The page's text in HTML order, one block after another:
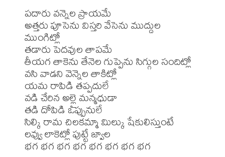
పదారు వన్నెల ప్రాయమే
అత్తరు పూసెను విస్తరి వేసెను ముద్దుల
ముంగిట్లో
తడారు పెదవుల తాపమే
తీయగ తాకెను తేనెల గుప్పెను సిగ్గుల సందిట్లో
వసి వాడని వెన్నెల తాకిట్లో
యమ రాపిడి తప్పదులే
వడి చేరిన అల్లై మన్మధుడా
తడి దోపిడి ఒప్పునులే
సిల్కి రామ చిలకమ్మా మిల్కు షేకులిస్తుంటే
లవ్వు లాకెట్లో పుట్టే జ్వాల
భగ భగ భగ భగ భగ భగ భగ భగ